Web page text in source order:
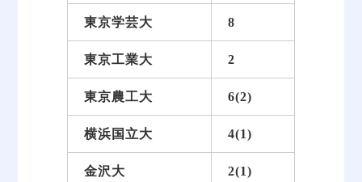
東京学芸大 8
東京工業大 2
東京農工大 6(2)
横浜国立大 4(1)
金沢大 2(1)